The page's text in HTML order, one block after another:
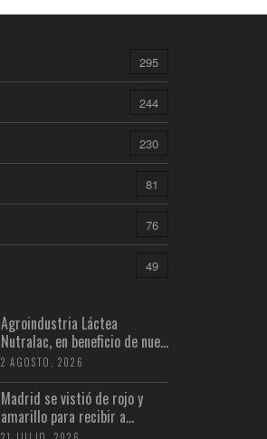
295
244
230
81
76
49
Agroindustria Láctea
Nutralac, en beneficio de nue...
2 AGOSTO, 2026
Madrid se vistió de rojo y
amarillo para recibir a...